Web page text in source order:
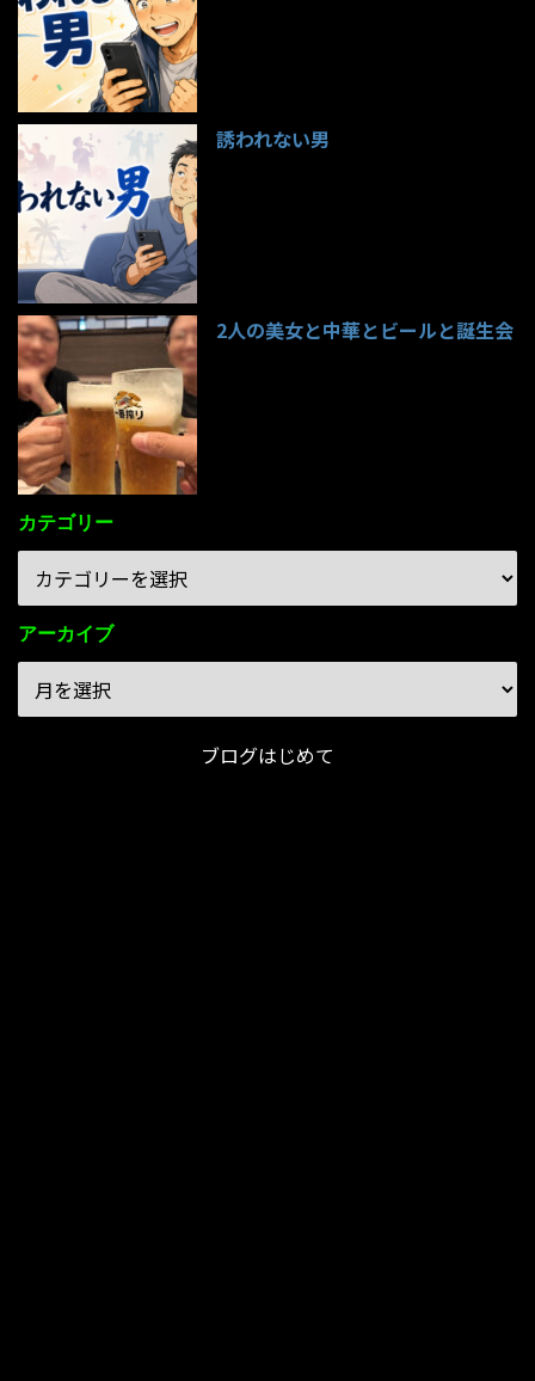
誘われない男
2人の美女と中華とビールと誕生会
カテゴリー
アーカイブ
ブログはじめて